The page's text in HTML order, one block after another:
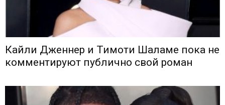
Кайли Дженнер и Тимоти Шаламе пока не
комментируют публично свой роман